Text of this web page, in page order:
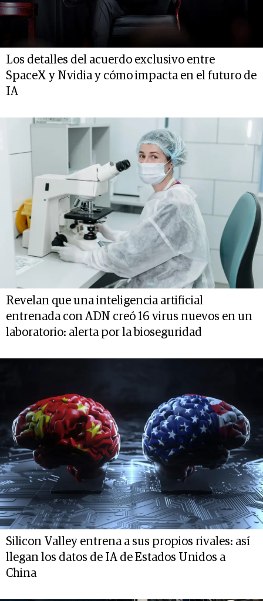
Los detalles del acuerdo exclusivo entre
SpaceX y Nvidia y cómo impacta en el futuro de
IA
Revelan que una inteligencia artificial
entrenada con ADN creó 16 virus nuevos en un
laboratorio: alerta por la bioseguridad
Silicon Valley entrena a sus propios rivales: así
llegan los datos de IA de Estados Unidos a
China